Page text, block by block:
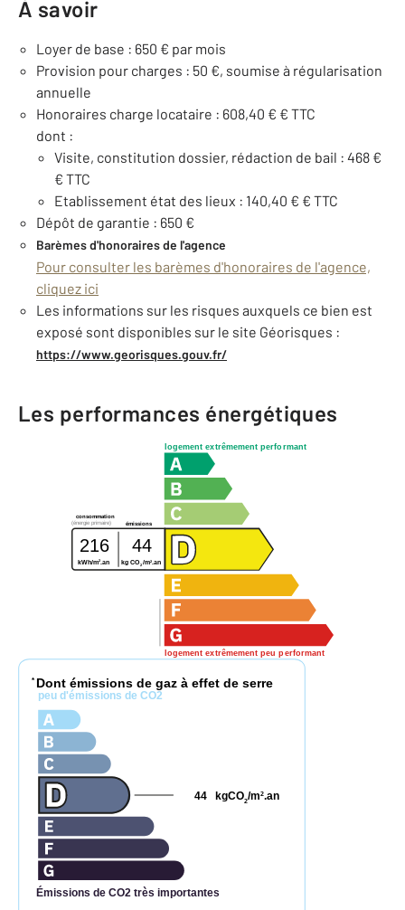
À savoir
Loyer de base : 650 € par mois
Provision pour charges : 50 €, soumise à régularisation
annuelle
Honoraires charge locataire : 608,40 € € TTC
dont :
Visite, constitution dossier, rédaction de bail : 468 €
€ TTC
Etablissement état des lieux : 140,40 € € TTC
Dépôt de garantie : 650 €
Barèmes d'honoraires de l'agence
Pour consulter les barèmes d'honoraires de l'agence,
cliquez ici
Les informations sur les risques auxquels ce bien est
exposé sont disponibles sur le site Géorisques :
https://www.georisques.gouv.fr/
Les performances énergétiques
logement extrêmement performant
logement extrêmement peu performant
consommation
émissions
(énergie primaire)
216 44
kWh/m2.an kg CO2 /m2 .an
* Dont émissions de gaz à effet de serre
peu d'émissions de CO2
Émissions de CO2 très importantes
kgCO2/m2.an
44